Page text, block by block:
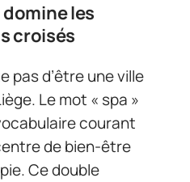
les
croisés
pas d’être une ville
Le mot « spa »
courant
de bien-être
Ce double